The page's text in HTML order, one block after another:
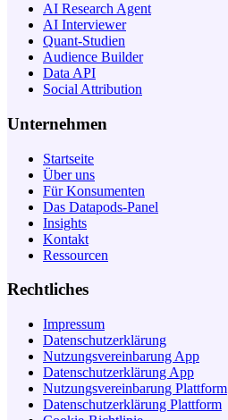
AI Research Agent
AI Interviewer
Quant-Studien
Audience Builder
Data API
Social Attribution
Unternehmen
Startseite
Über uns
Für Konsumenten
Das Datapods-Panel
Insights
Kontakt
Ressourcen
Rechtliches
Impressum
Datenschutzerklärung
Nutzungsvereinbarung App
Datenschutzerklärung App
Nutzungsvereinbarung Plattform
Datenschutzerklärung Plattform